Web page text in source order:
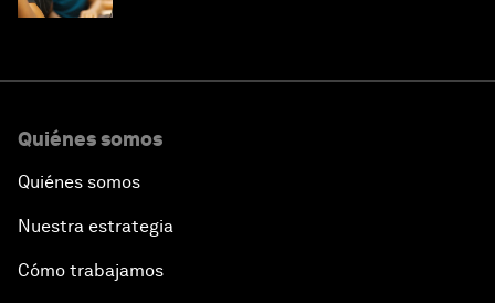
Quiénes somos
Quiénes somos
Nuestra estrategia
Cómo trabajamos